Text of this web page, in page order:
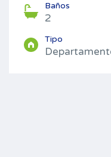
Baños
2
Tipo